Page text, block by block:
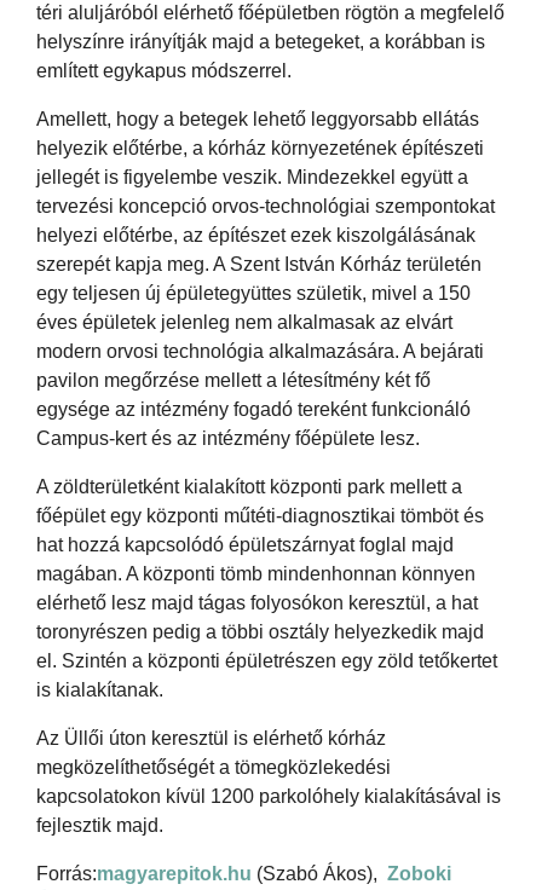
téri aluljáróból elérhető főépületben rögtön a megfelelő
helyszínre irányítják majd a betegeket, a korábban is
említett egykapus módszerrel.
Amellett, hogy a betegek lehető leggyorsabb ellátás
helyezik előtérbe, a kórház környezetének építészeti
jellegét is figyelembe veszik. Mindezekkel együtt a
tervezési koncepció orvos-technológiai szempontokat
helyezi előtérbe, az építészet ezek kiszolgálásának
szerepét kapja meg. A Szent István Kórház területén
egy teljesen új épületegyüttes születik, mivel a 150
éves épületek jelenleg nem alkalmasak az elvárt
modern orvosi technológia alkalmazására. A bejárati
pavilon megőrzése mellett a létesítmény két fő
egysége az intézmény fogadó tereként funkcionáló
Campus-kert és az intézmény főépülete lesz.
A zöldterületként kialakított központi park mellett a
főépület egy központi műtéti-diagnosztikai tömböt és
hat hozzá kapcsolódó épületszárnyat foglal majd
magában. A központi tömb mindenhonnan könnyen
elérhető lesz majd tágas folyosókon keresztül, a hat
toronyrészen pedig a többi osztály helyezkedik majd
el. Szintén a központi épületrészen egy zöld tetőkertet
is kialakítanak.
Az Üllői úton keresztül is elérhető kórház
megközelíthetőségét a tömegközlekedési
kapcsolatokon kívül 1200 parkolóhely kialakításával is
fejlesztik majd.
Forrás:magyarepitok.hu (Szabó Ákos), Zoboki